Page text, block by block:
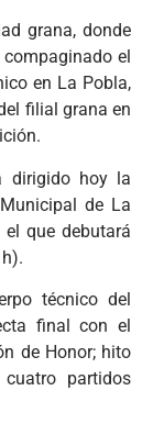
grana, donde
el
en La Pobla,
filial grana en
dirigido hoy la
de La
que debutará
técnico del
final con el
de Honor; hito
partidos